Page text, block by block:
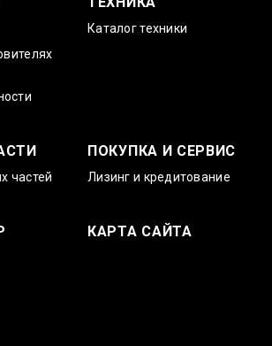
Каталог техники
частей
ПОКУПКА И СЕРВИС
Лизинг и кредитование
КАРТА САЙТА